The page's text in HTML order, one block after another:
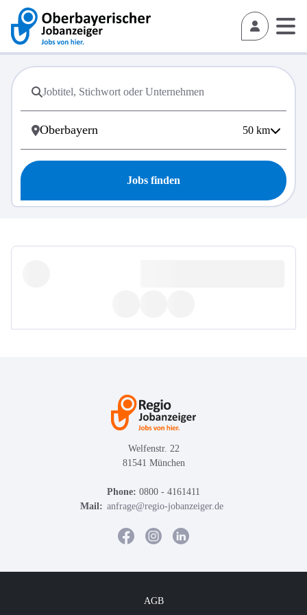
50 km
Jobs finden
Welfenstr. 22
81541 München
Phone: 0800 - 4161411
Mail: anfrage@regio-jobanzeiger.de
AGB